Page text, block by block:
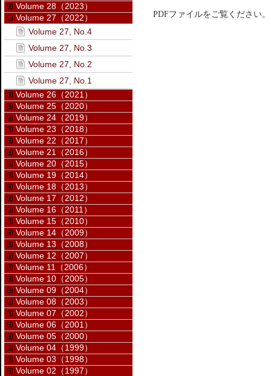
PDFファイルをご覧ください。
Volume 28（2023）
Volume 27（2022）
Volume 27, No.4
Volume 27, No.3
Volume 27, No.2
Volume 27, No.1
Volume 26（2021）
Volume 25（2020）
Volume 24（2019）
Volume 23（2018）
Volume 22（2017）
Volume 21（2016）
Volume 20（2015）
Volume 19（2014）
Volume 18（2013）
Volume 17（2012）
Volume 16（2011）
Volume 15（2010）
Volume 14（2009）
Volume 13（2008）
Volume 12（2007）
Volume 11（2006）
Volume 10（2005）
Volume 09（2004）
Volume 08（2003）
Volume 07（2002）
Volume 06（2001）
Volume 05（2000）
Volume 04（1999）
Volume 03（1998）
Volume 02（1997）